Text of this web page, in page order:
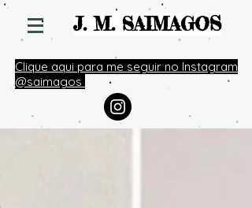
J. M. SAIMAGOS
Clique aqui para me seguir no Instagram
@saimagos